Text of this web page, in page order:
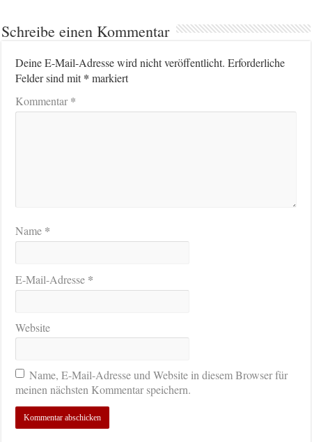
Schreibe einen Kommentar
Deine E-Mail-Adresse wird nicht veröffentlicht. Erforderliche
Felder sind mit* markiert
Kommentar*
Name *
E-Mail-Adresse *
Website
Name, E-Mail-Adresse und Website in diesem Browser für
meinen nächsten Kommentar speichern.